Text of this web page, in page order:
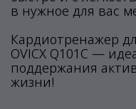
в нужное для вас
Кардиотренажер
OVICX Q101C —
поддержания
жизни!